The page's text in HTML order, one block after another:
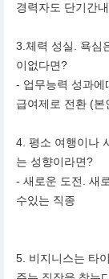
경력자도 단기간
3.체력 성실. 욕심
이없다면?
- 업무능력 성과에
급여제로 전환 (
4. 평소 여행이나
는 성향이라면?
- 새로운 도전. 새
수있는 직종
5. 비지니스는 타